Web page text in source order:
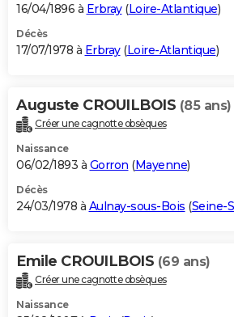
16/04/1896 à Erbray(Loire-Atlantique)
Décès
17/07/1978 à Erbray(Loire-Atlantique)
Auguste CROUILBOIS (85 ans)
Créer une cagnotte obsèques
Naissance
06/02/1893 à Gorron (Mayenne)
Décès
24/03/1978 à Aulnay-sous-Bois (Seine-
Emile CROUILBOIS (69 ans)
Créer une cagnotte obsèques
Naissance